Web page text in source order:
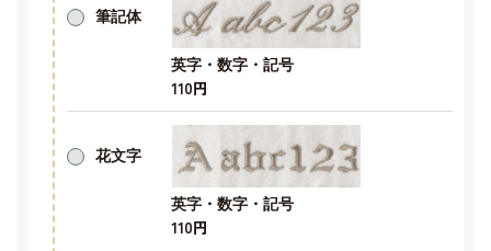
筆記体
英字・数字・記号
110円
花文字
英字・数字・記号
110円